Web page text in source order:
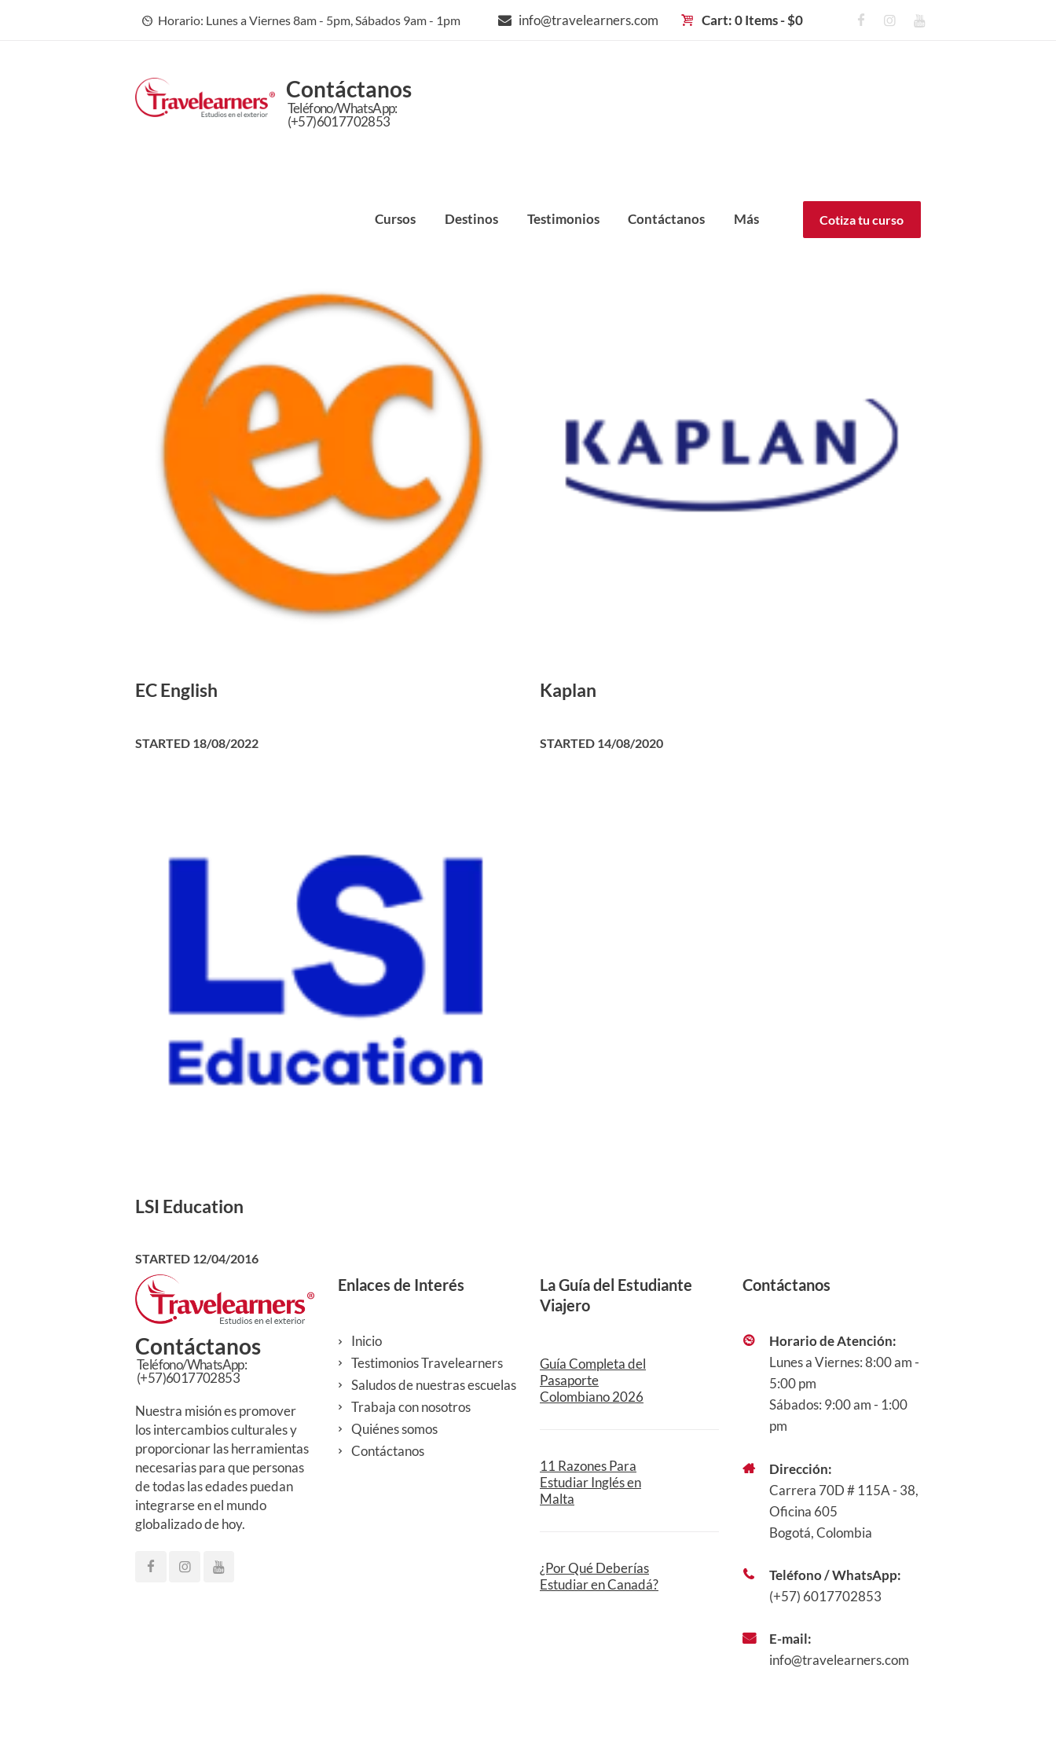
info@travelearners.com
Horario: Lunes a Viernes 8am - 5pm, Sábados 9am - 1pm Cart: 0 Items-$0
Contáctanos
Teléfono/WhatsApp:
(+57)6017702853
Cursos Destinos Testimonios Contáctanos Más Cotiza tu curso
EC English
STARTED 18/08/2022
Kaplan
STARTED 14/08/2020
LSI Education
STARTED 12/04/2016
Contáctanos
Teléfono/WhatsApp:
(+57)6017702853
Nuestra misión es promover
los intercambios culturales y
proporcionar las herramientas
necesarias para que personas
de todas las edades puedan
integrarse en el mundo
globalizado de hoy.
Enlaces de Interés
Inicio
Testimonios Travelearners
Saludos de nuestras escuelas
Trabaja con nosotros
Quiénes somos
Contáctanos
La Guía del Estudiante
Viajero
Guía Completa del
Pasaporte
Colombiano 2026
11 Razones Para
Estudiar Inglés en
Malta
¿Por Qué Deberías
Estudiar en Canadá?
Contáctanos
Horario de Atención:
Lunes a Viernes: 8:00 am -
5:00 pm
Sábados: 9:00 am - 1:00
pm
Dirección:
Carrera 70D # 115A - 38,
Oficina 605
Bogotá, Colombia
Teléfono / WhatsApp:
(+57) 6017702853
E-mail:
info@travelearners.com